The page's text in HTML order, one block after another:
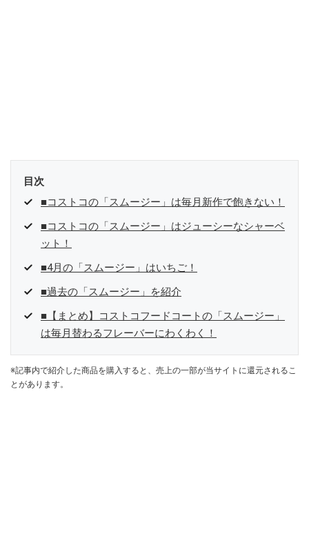
目次
■コストコの「スムージー」は毎月新作で飽きない！
■コストコの「スムージー」はジューシーなシャーベ
ット！
■4月の「スムージー」はいちご！
■過去の「スムージー」を紹介
■【まとめ】コストコフードコートの「スムージー」
は毎月替わるフレーバーにわくわく！
※記事内で紹介した商品を購入すると、売上の一部が当サイトに還元されるこ
とがあります。